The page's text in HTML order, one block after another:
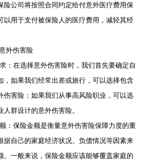
险公司将按照合同约定给付意外医疗费用保
以用于支付被保险人的医疗费用，减轻其经
外伤害险
：在选择意外伤害险时，我们首先要确定自
，如果我们经常出差或旅行，可以选择包含
伤害险；如果我们从事高风险职业，可以选
群设计的意外伤害险。
：保险金额是衡量意外伤害险保障力度的重
据自己的家庭经济状况、负债情况等因素来
。一般来说，保险金额应该能够覆盖家庭的